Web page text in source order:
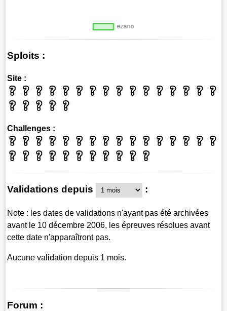
Sploits :
Site :
Challenges :
Validations depuis :
Note : les dates de validations n'ayant pas été archivées
avant le 10 décembre 2006, les épreuves résolues avant
cette date n'apparaîtront pas.
Aucune validation depuis 1 mois.
Forum :